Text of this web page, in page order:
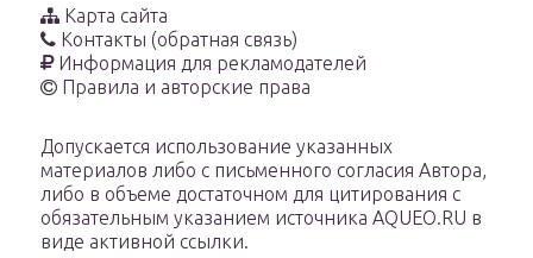
Карта сайта
Контакты (обратная связь)
Информация для рекламодателей
Правила и авторские права
Допускается использование указанных
материалов либо с письменного согласия Автора,
либо в объеме достаточном для цитирования с
обязательным указанием источника AQUEO.RU в
виде активной ссылки.